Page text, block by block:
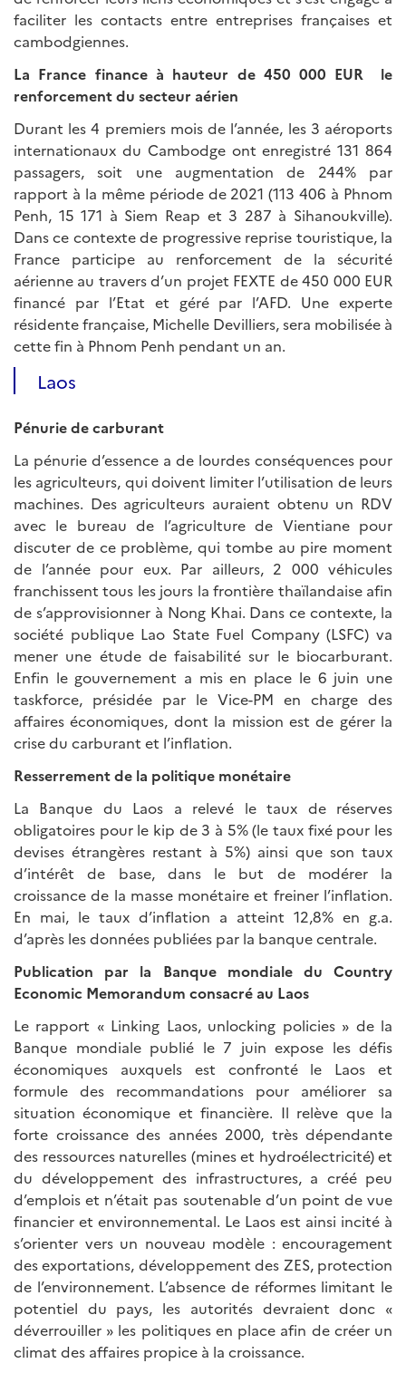
faciliter les contacts entre entreprises françaises et
cambodgiennes.
La France finance à hauteur de 450 000 EUR le
renforcement du secteur aérien
Durant les 4 premiers mois de l’année, les 3 aéroports
internationaux du Cambodge ont enregistré 131 864
passagers, soit une augmentation de 244% par
rapport à la même période de 2021 (113 406 à Phnom
Penh, 15 171 à Siem Reap et 3 287 à Sihanoukville).
Dans ce contexte de progressive reprise touristique, la
France participe au renforcement de la sécurité
aérienne au travers d’un projet FEXTE de 450 000 EUR
financé par l’Etat et géré par l’AFD. Une experte
résidente française, Michelle Devilliers, sera mobilisée à
cette fin à Phnom Penh pendant un an.
Laos
Pénurie de carburant
La pénurie d’essence a de lourdes conséquences pour
les agriculteurs, qui doivent limiter l’utilisation de leurs
machines. Des agriculteurs auraient obtenu un RDV
avec le bureau de l’agriculture de Vientiane pour
discuter de ce problème, qui tombe au pire moment
de l’année pour eux. Par ailleurs, 2 000 véhicules
franchissent tous les jours la frontière thaïlandaise afin
de s’approvisionner à Nong Khai. Dans ce contexte, la
société publique Lao State Fuel Company (LSFC) va
mener une étude de faisabilité sur le biocarburant.
Enfin le gouvernement a mis en place le 6 juin une
taskforce, présidée par le Vice-PM en charge des
affaires économiques, dont la mission est de gérer la
crise du carburant et l’inflation.
Resserrement de la politique monétaire
La Banque du Laos a relevé le taux de réserves
obligatoires pour le kip de 3 à 5% (le taux fixé pour les
devises étrangères restant à 5%) ainsi que son taux
d’intérêt de base, dans le but de modérer la
croissance de la masse monétaire et freiner l’inflation.
En mai, le taux d’inflation a atteint 12,8% en g.a.
d’après les données publiées par la banque centrale.
Publication par la Banque mondiale du Country
Economic Memorandum consacré au Laos
Le rapport « Linking Laos, unlocking policies » de la
Banque mondiale publié le 7 juin expose les défis
économiques auxquels est confronté le Laos et
formule des recommandations pour améliorer sa
situation économique et financière. Il relève que la
forte croissance des années 2000, très dépendante
des ressources naturelles (mines et hydroélectricité) et
du développement des infrastructures, a créé peu
d’emplois et n’était pas soutenable d’un point de vue
financier et environnemental. Le Laos est ainsi incité à
s’orienter vers un nouveau modèle : encouragement
des exportations, développement des ZES, protection
de l’environnement. L’absence de réformes limitant le
potentiel du pays, les autorités devraient donc «
déverrouiller » les politiques en place afin de créer un
climat des affaires propice à la croissance.